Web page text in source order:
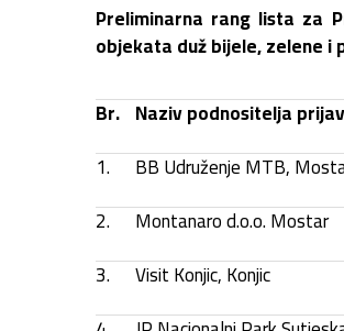
Preliminarna rang lista za
objekata duž bijele, zelene i
Br. Naziv podnositelja
1.
BB Udruženje MTB,
2.
Montanaro d.o.o. Mostar
3.
Visit Konjic, Konjic